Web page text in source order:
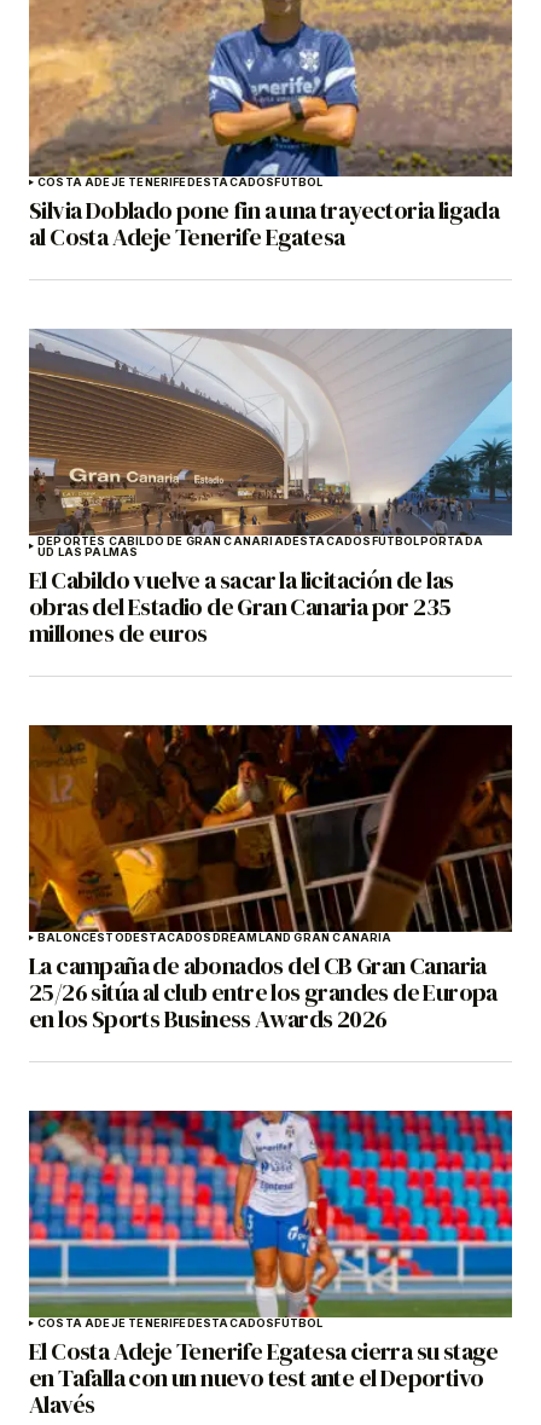
COSTA ADEJE TENERIFEDESTACADOSFÚTBOL
Silvia Doblado pone fin a una trayectoria ligada
al Costa Adeje Tenerife Egatesa
DEPORTES CABILDO DE GRAN CANARIADESTACADOSFÚTBOLPORTADA
UD LAS PALMAS
El Cabildo vuelve a sacar la licitación de las
obras del Estadio de Gran Canaria por 235
millones de euros
BALONCESTODESTACADOSDREAMLAND GRAN CANARIA
La campaña de abonados del CB Gran Canaria
25/26 sitúa al club entre los grandes de Europa
en los Sports Business Awards 2026
COSTA ADEJE TENERIFEDESTACADOSFÚTBOL
El Costa Adeje Tenerife Egatesa cierra su stage
en Tafalla con un nuevo test ante el Deportivo
Alavés